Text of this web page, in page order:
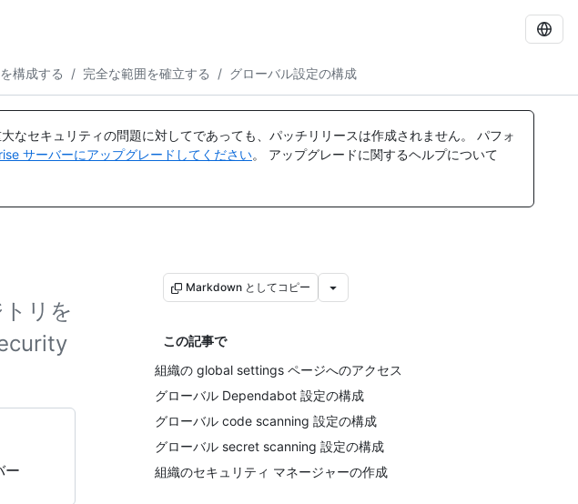
構成する / 完全な範囲を確立する / グローバル設定の構成
なセキュリティの問題に対してであっても、パッチリリースは作成されません。 パフォ
サーバーにアップグレードしてください。 アップグレードに関するヘルプについて
リを
ー
Markdown としてコピー
この記事で
組織の global settings ページへのアクセス
グローバル Dependabot 設定の構成
グローバル code scanning 設定の構成
グローバル secret scanning 設定の構成
組織のセキュリティ マネージャーの作成